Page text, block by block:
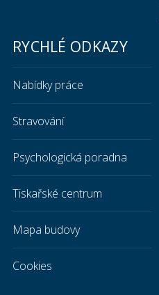
RYCHLÉ ODKAZY
Nabídky práce
Stravování
Psychologická poradna
Tiskařské centrum
Mapa budovy
Cookies